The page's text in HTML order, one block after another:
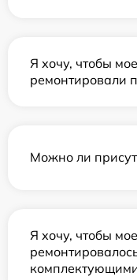
Я хочу, чтобы
ремонтировали
Можно ли
Я хочу, чтобы